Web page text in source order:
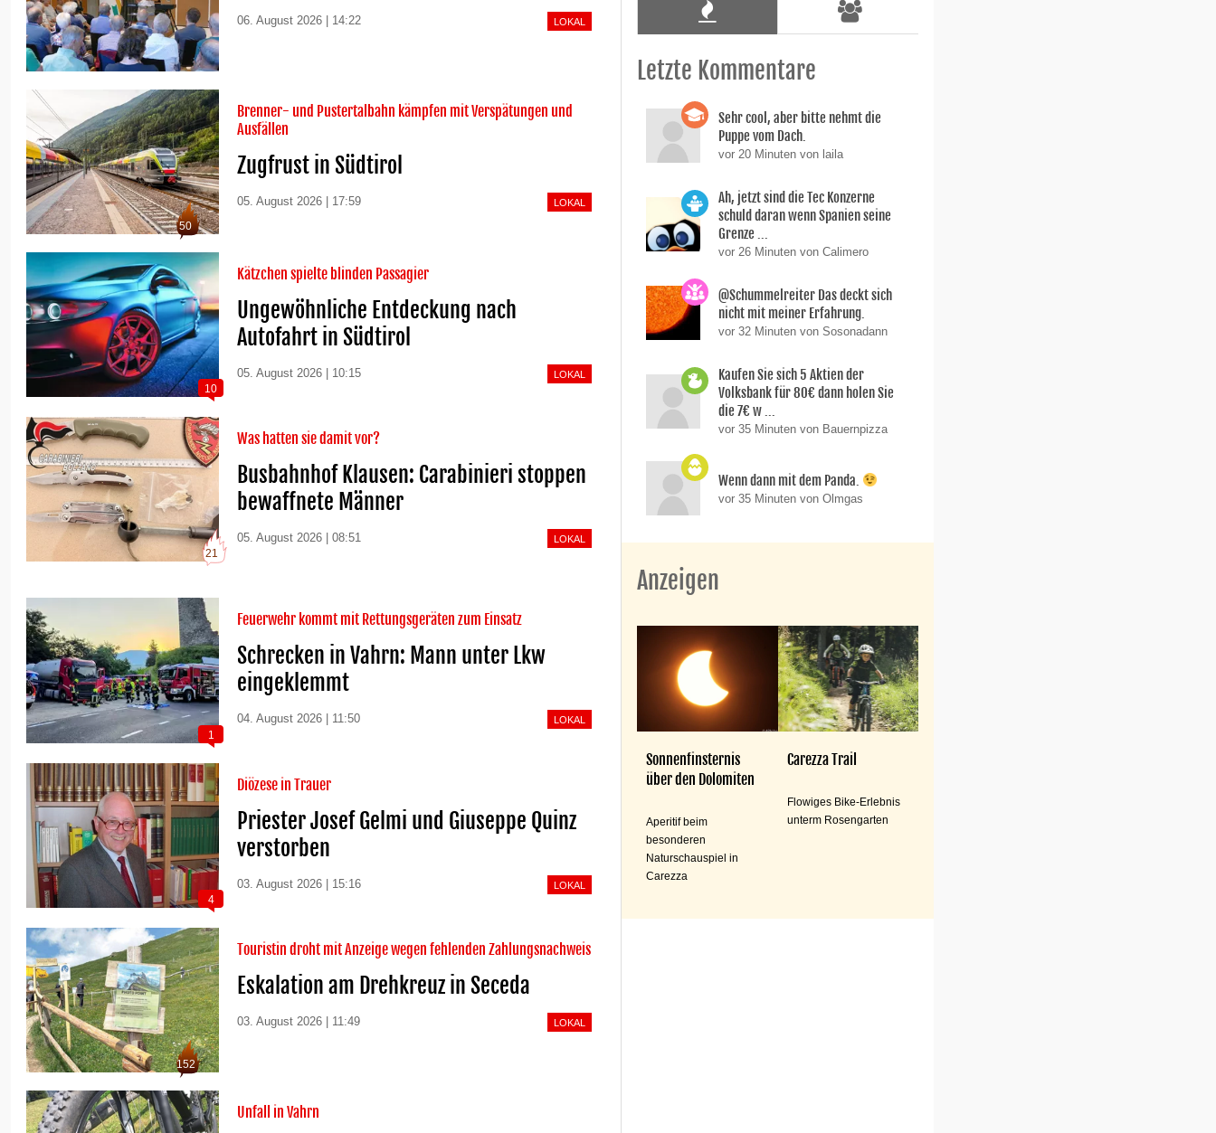
06. August 2026 | 14:22 LOKAL
Brenner- und Pustertalbahn kämpfen mit Verspätungen und
Ausfällen
Zugfrust in Südtirol
05. August 2026 | 17:59 LOKAL
50
Kätzchen spielte blinden Passagier
Ungewöhnliche Entdeckung nach
Autofahrt in Südtirol
05. August 2026 | 10:15 LOKAL
10
Was hatten sie damit vor?
Busbahnhof Klausen: Carabinieri stoppen
bewaffnete Männer
05. August 2026 | 08:51 LOKAL
21
Feuerwehr kommt mit Rettungsgeräten zum Einsatz
Schrecken in Vahrn: Mann unter Lkw
eingeklemmt
04. August 2026 | 11:50 LOKAL
1
Diözese in Trauer
Priester Josef Gelmi und Giuseppe Quinz
verstorben
03. August 2026 | 15:16 LOKAL
4
Touristin droht mit Anzeige wegen fehlenden Zahlungsnachweis
Eskalation am Drehkreuz in Seceda
03. August 2026 | 11:49 LOKAL
152
Unfall in Vahrn
Letzte Kommentare
Sehr cool, aber bitte nehmt die
Puppe vom Dach.
vor 20 Minuten von laila
Ah, jetzt sind die Tec Konzerne
schuld daran wenn Spanien seine
Grenze ...
vor 26 Minuten von Calimero
@Schummelreiter Das deckt sich
nicht mit meiner Erfahrung.
vor 32 Minuten von Sosonadann
Kaufen Sie sich 5 Aktien der
Volksbank für 80€ dann holen Sie
die 7€ w ...
vor 35 Minuten von Bauernpizza
Wenn dann mit dem Panda.
vor 35 Minuten von Olmgas
Anzeigen
Sonnenfinsternis
über den Dolomiten
Aperitif beim
besonderen
Naturschauspiel in
Carezza
Carezza Trail
Flowiges Bike-Erlebnis
unterm Rosengarten